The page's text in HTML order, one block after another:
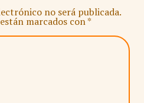
no será publicada.
marcados con*